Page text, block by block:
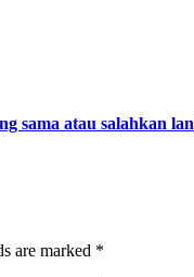
sama atau salahkan
are marked *